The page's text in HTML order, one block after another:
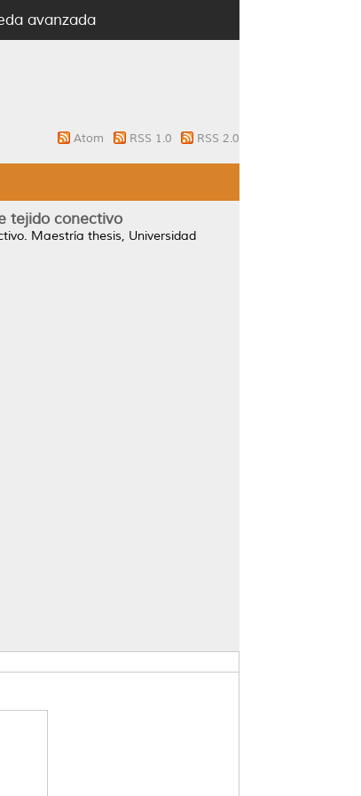
avanzada
Atom RSS 1.0 RSS 2.0
tejido conectivo
Maestría thesis, Universidad